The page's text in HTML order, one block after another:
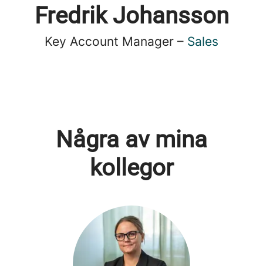
Fredrik Johansson
Key Account Manager – Sales
Några av mina
kollegor